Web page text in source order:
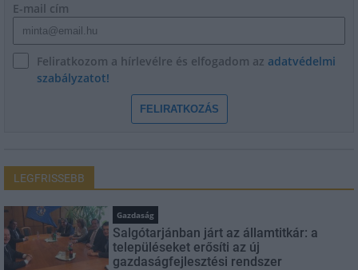
E-mail cím
Feliratkozom a hírlevélre és elfogadom az adatvédelmi
szabályzatot!
FELIRATKOZÁS
LEGFRISSEBB
Gazdaság
Salgótarjánban járt az államtitkár: a
településeket erősíti az új
gazdaságfejlesztési rendszer